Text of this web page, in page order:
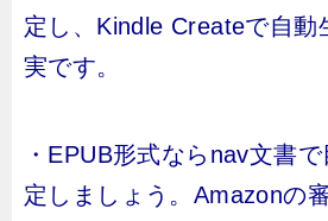
定し、Kindle Createで自動
実です。
・EPUB形式ならnav文書
定しましょう。Amazonの